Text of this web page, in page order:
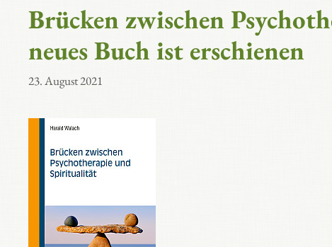
Brücken zwischen
neues Buch ist erschienen
23. August 2021